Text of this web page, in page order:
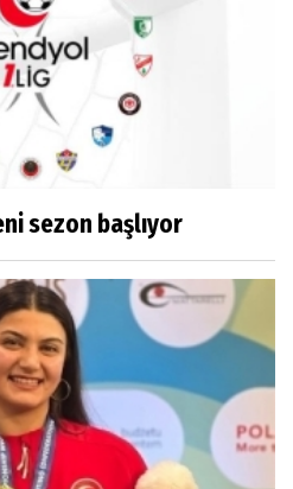
sezon başlıyor